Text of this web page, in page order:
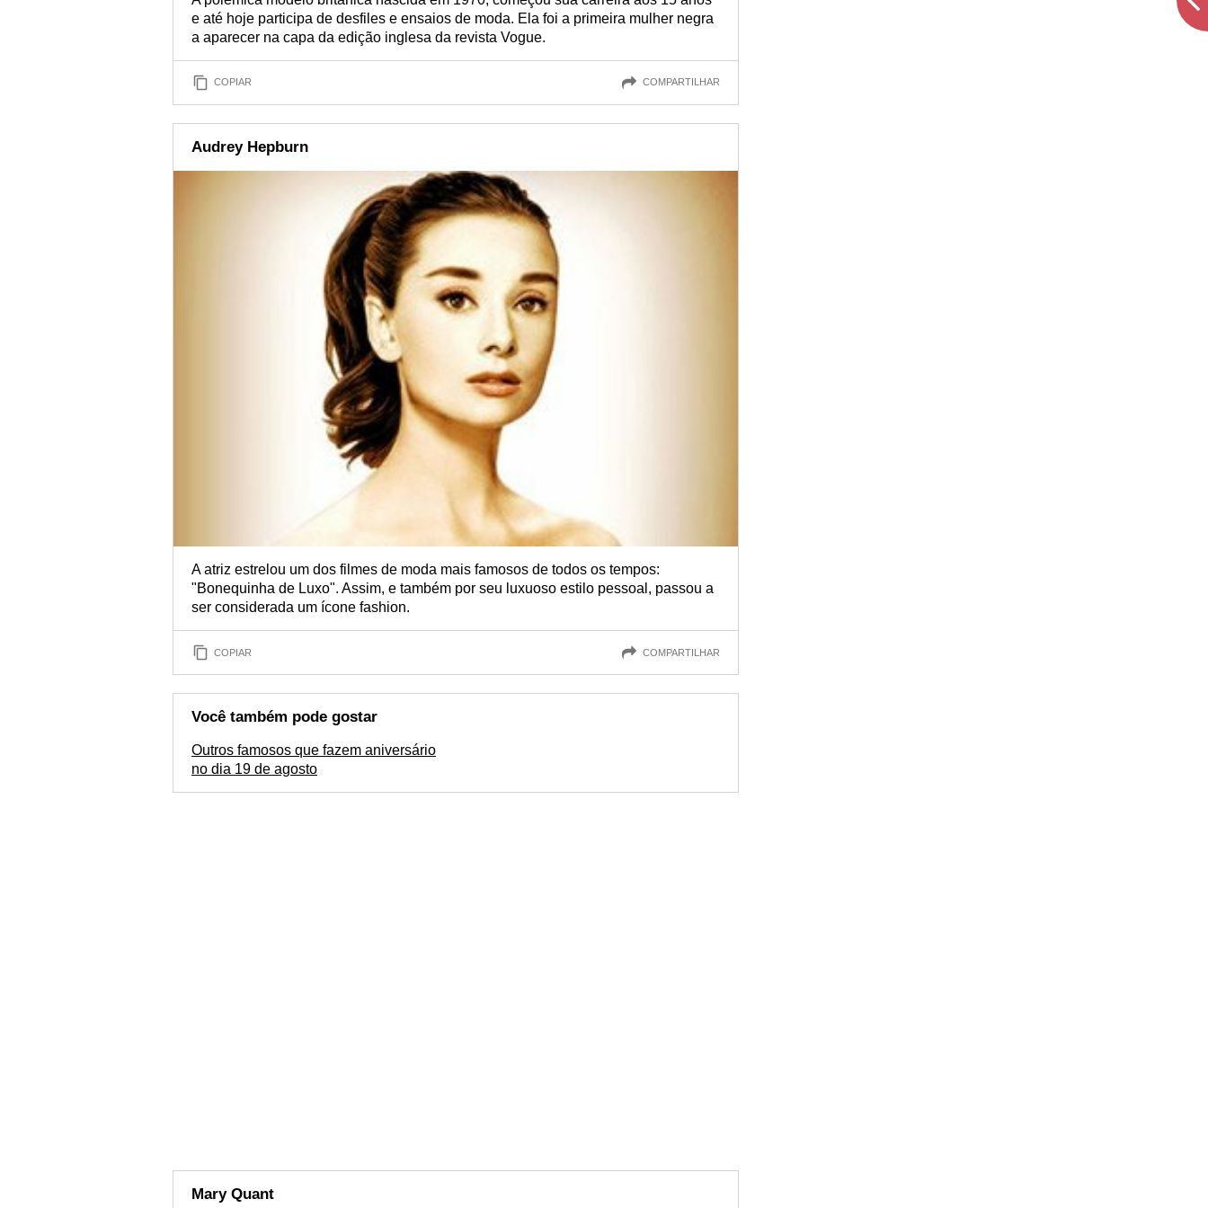
e até hoje participa de desfiles e ensaios de moda. Ela foi a primeira mulher negra
a aparecer na capa da edição inglesa da revista Vogue.
COPIAR COMPARTILHAR
Audrey Hepburn
A atriz estrelou um dos filmes de moda mais famosos de todos os tempos:
"Bonequinha de Luxo". Assim, e também por seu luxuoso estilo pessoal, passou a
ser considerada um ícone fashion.
COPIAR COMPARTILHAR
Você também pode gostar
Outros famosos que fazem aniversário
no dia 19 de agosto
Mary Quant